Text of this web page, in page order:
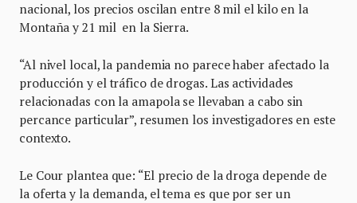
nacional, los precios oscilan entre 8 mil el kilo en la
Montaña y 21 mil en la Sierra.
“Al nivel local, la pandemia no parece haber afectado la
producción y el tráfico de drogas. Las actividades
relacionadas con la amapola se llevaban a cabo sin
percance particular”, resumen los investigadores en este
contexto.
Le Cour plantea que: “El precio de la droga depende de
la oferta y la demanda, el tema es que por ser un